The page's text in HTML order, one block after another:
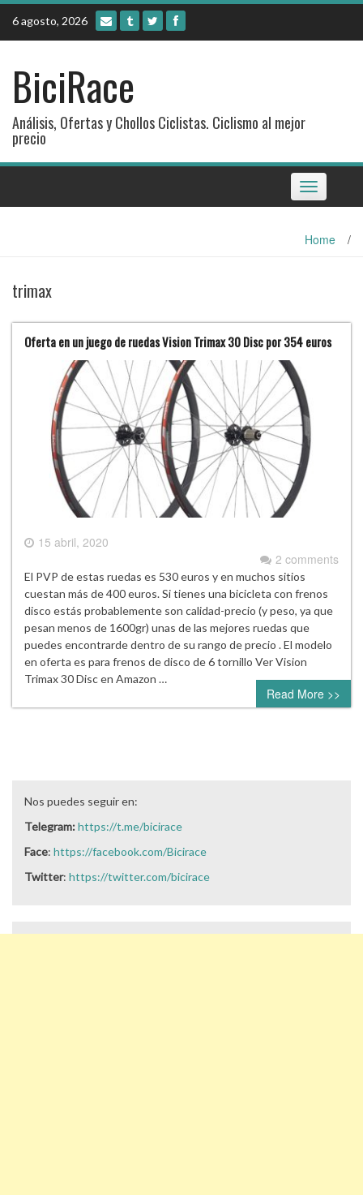
Skip
content
6 agosto, 2026
BiciRace
Análisis, Ofertas y Chollos Ciclistas. Ciclismo al mejor
precio
Toggle
navigation
Home /
trimax
Oferta en un juego de ruedas Vision Trimax 30 Disc por 354 euros
15 abril, 2020
2 comments
El PVP de estas ruedas es 530 euros y en muchos sitios
cuestan más de 400 euros. Si tienes una bicicleta con frenos
disco estás probablemente son calidad-precio (y peso, ya que
pesan menos de 1600gr) unas de las mejores ruedas que
puedes encontrarde dentro de su rango de precio . El modelo
en oferta es para frenos de disco de 6 tornillo Ver Vision
Trimax 30 Disc en Amazon …
Read More >>
Nos puedes seguir en:
Telegram:https://t.me/bicirace
Face: https://facebook.com/Bicirace
Twitter: https://twitter.com/bicirace